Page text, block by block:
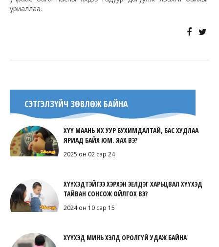
уриаллаа.
СЭТГЭЛЗҮЙЧ ЗӨВЛӨЖ БАЙНА
ХҮҮ МААНЬ ИХ УУР БУХИМДАЛТАЙ, БАС ХУДЛАА
ЯРИАД БАЙХ ЮМ. ЯАХ ВЭ?
2025 он 02 сар 24
ХҮҮХЭДТЭЙГЭЭ ХЭРХЭН ЭЕЛДЭГ ХАРЬЦВАЛ ХҮҮХЭД
ТАЙВАН СОНСОЖ ОЙЛГОХ ВЭ?
2024 он 10 сар 15
ХҮҮХЭД МИНЬ ХЭЛД ОРОЛГҮЙ УДАЖ БАЙНА